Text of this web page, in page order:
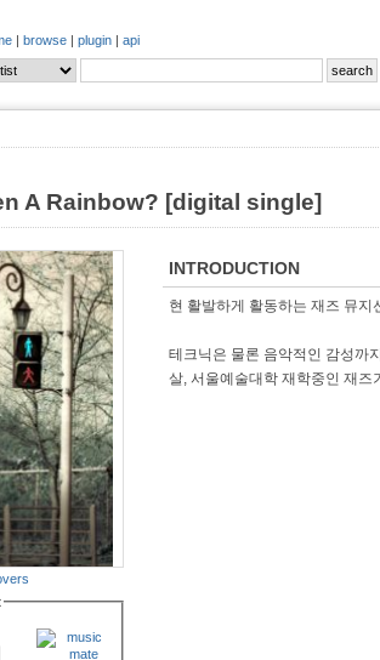
| browse | plugin | api
A Rainbow? [digital single]
INTRODUCTION
현 활발하게 활동하는 재즈 뮤
테크닉은 물론 음악적인 감성까
살, 서울예술대학 재학중인 재즈